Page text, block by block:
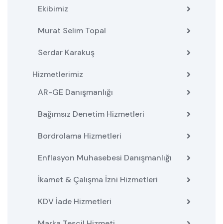
Ekibimiz
Murat Selim Topal
Serdar Karakuş
Hizmetlerimiz
AR-GE Danışmanlığı
Bağımsız Denetim Hizmetleri
Bordrolama Hizmetleri
Enflasyon Muhasebesi Danışmanlığı
İkamet & Çalışma İzni Hizmetleri
KDV İade Hizmetleri